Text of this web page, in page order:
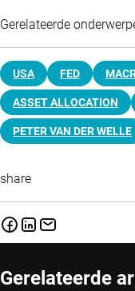
Gerelateerde
USA FED
ASSET ALLOCATION
PETER VAN DER WELLE
share
Gerelateerde